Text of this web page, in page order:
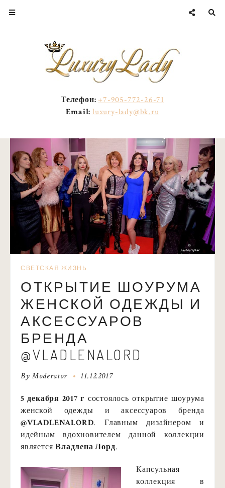
Телефон:+7-905-772-26-71
Email: luxury-lady@bk.ru
СВЕТСКАЯ ЖИЗНЬ
ОТКРЫТИЕ ШОУРУМА
ЖЕНСКОЙ ОДЕЖДЫ И
АКСЕССУАРОВ
БРЕНДА
@VLADLENALORD
ByModerator 11.12.2017
5 декабря 2017 г состоялось открытие шоурума
женской одежды и аксессуаров бренда
@VLADLENALORD. Главным дизайнером и
идейным вдохновителем данной коллекции
являетсяВладлена Лорд.
Капсульная
коллекция в